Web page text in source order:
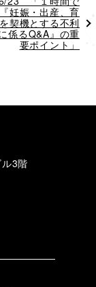
妊娠・出産、育
契機とする不利
係るQ&A』の重
要ポイント」
3階